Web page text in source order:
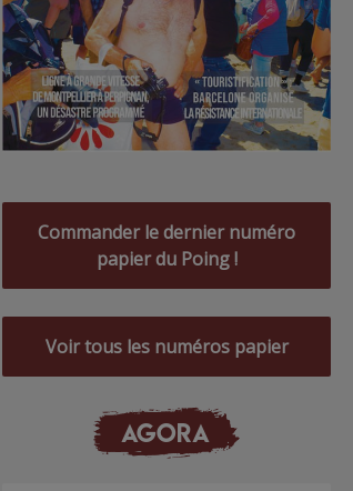
Commander le dernier numéro
papier du Poing !
Voir tous les numéros papier
AGORA